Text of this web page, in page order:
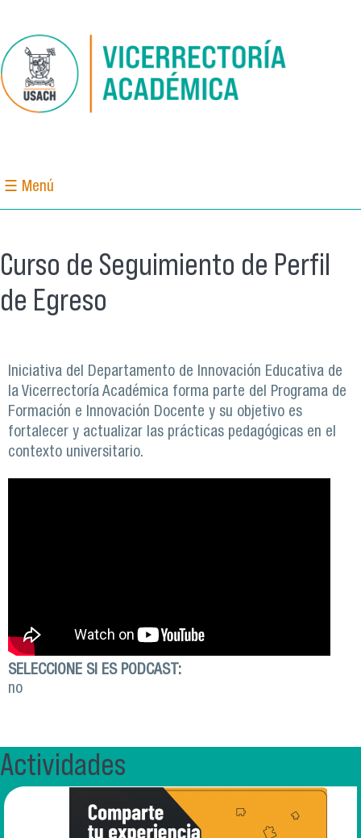
☰ Menú
Curso de Seguimiento de Perfil
de Egreso
Iniciativa del Departamento de Innovación Educativa de
la Vicerrectoría Académica forma parte del Programa de
Formación e Innovación Docente y su objetivo es
fortalecer y actualizar las prácticas pedagógicas en el
contexto universitario.
SELECCIONE SI ES PODCAST:
no
Actividades